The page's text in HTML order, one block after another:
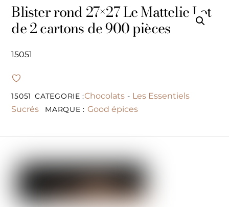
Blister rond 27×27 Le Mattelie Lot
de 2 cartons de 900 pièces
15051
15051 CATEGORIE :Chocolats - Les Essentiels
Sucrés
MARQUE : Good épices